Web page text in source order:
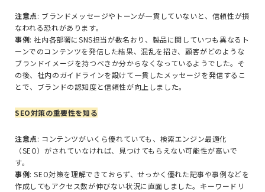
注意点: ブランドメッセージやトーンが一貫していないと、信頼性が損
なわれる恐れがあります。
事例: 社内各部署にSNS担当が数名おり、製品に関していつも異なるト
ーンでのコンテンツを発信した結果、混乱を招き、顧客がどのような
ブランドイメージを持つべきか分からなくなっているようでした。そ
の後、社内のガイドラインを設けて一貫したメッセージを発信するこ
とで、ブランドの認知度と信頼性が向上しました。
SEO対策の重要性を知る
注意点: コンテンツがいくら優れていても、検索エンジン最適化
（SEO）がされていなければ、見つけてもらえない可能性が高いで
す。
事例: SEO対策を理解できておらず、せっかく優れた記事や事例などを
作成してもアクセス数が伸びない状況に直面しました。キーワードリ